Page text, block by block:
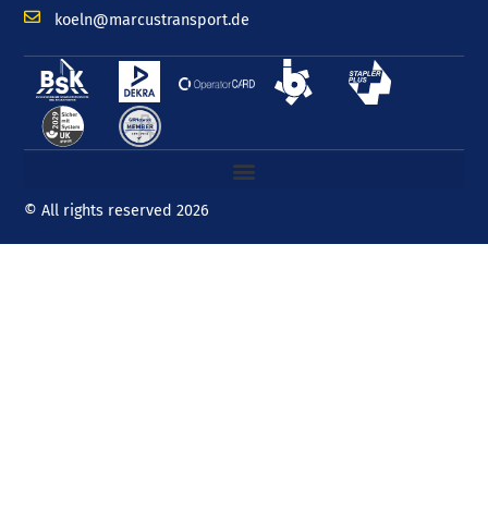
koeln@marcustransport.de
© All rights reserved 2026